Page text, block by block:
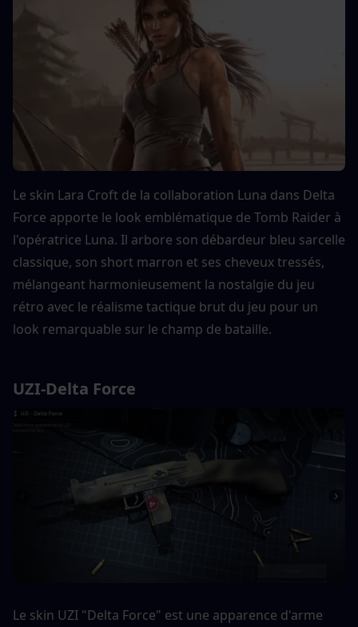
Le skin Lara Croft de la collaboration Luna dans Delta
Force apporte le look emblématique de Tomb Raider à
l'opératrice Luna. Il arbore son débardeur bleu sarcelle
classique, son short marron et ses cheveux tressés,
mélangeant harmonieusement la nostalgie du jeu
rétro avec le réalisme tactique brut du jeu pour un
look remarquable sur le champ de bataille.
UZI-Delta Force
Le skin UZI "Delta Force" est une apparence d'arme